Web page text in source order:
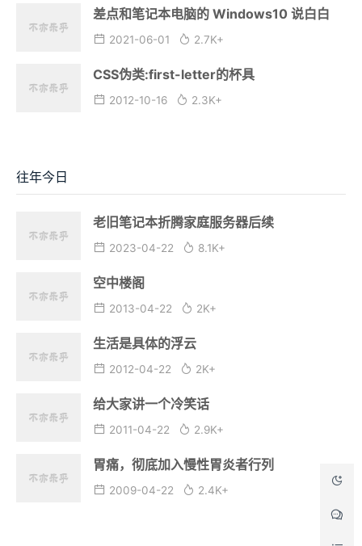
XAMPP 安装 PhpSpreadsheet
2021-10-16 6.2K+
一篇被垃圾评论盯上的文章
2010-07-13 4.5K+
差点和笔记本电脑的 Windows10 说白白
2021-06-01 2.7K+
CSS伪类:first-letter的杯具
2012-10-16 2.3K+
老旧笔记本折腾家庭服务器后续
2023-04-22 8.1K+
空中楼阁